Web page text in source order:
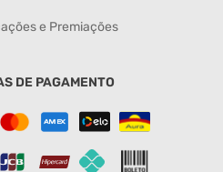
e Premiações
DE PAGAMENTO